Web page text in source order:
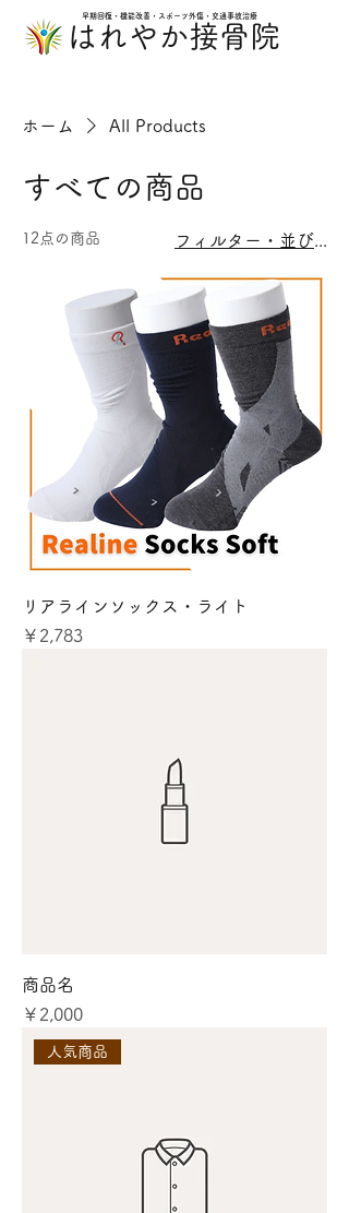
早期回復・機能改善・スポーツ外傷・交通事故治療
​はれやか接骨院
ホーム All Products
すべての商品
12点の商品 フィルター・並び替え
リアラインソックス・ライト
価格
￥2,783
商品名
価格
￥2,000
人気商品